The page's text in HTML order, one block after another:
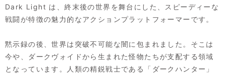
Dark Light は、終末後の世界を舞台にした、スピーディーな
戦闘が特徴の魅力的なアクションプラットフォーマーです。
黙示録の後、世界は突破不可能な闇に包まれました。そこは
今や、ダークヴォイドから生まれた怪物たちが支配する領域
となっています。人類の精鋭戦士である「ダークハンター」